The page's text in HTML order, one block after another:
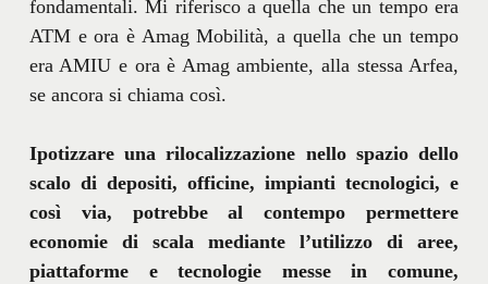
fondamentali. Mi riferisco a quella che un tempo era
ATM e ora è Amag Mobilità, a quella che un tempo
era AMIU e ora è Amag ambiente, alla stessa Arfea,
se ancora si chiama così.
Ipotizzare una rilocalizzazione nello spazio dello
scalo di depositi, officine, impianti tecnologici, e
così via, potrebbe al contempo permettere
economie di scala mediante l’utilizzo di aree,
piattaforme e tecnologie messe in comune,